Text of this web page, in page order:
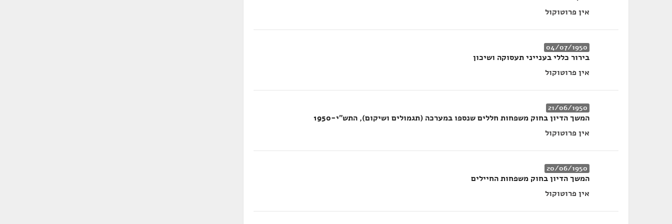
אין פרוטוקול
04/07/1950
בירור כללי בענייני תעסוקה ושיכון
אין פרוטוקול
21/06/1950
המשך הדיון בחוק משפחות חללים שנספו במערכה (תגמולים ושיקום), התש"י-1950
אין פרוטוקול
20/06/1950
המשך הדיון בחוק משפחות החיילים
אין פרוטוקול